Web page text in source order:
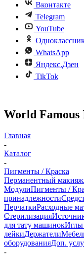
Вконтакте
Telegram
YouTube
WhatsApp
Яндекс.Дзен
TikTok
World Famous
Главная
-
Каталог
-
Пигменты / Краска
Перманентный
МодулиПигменты /
принадлежности
ПерчаткиРасходные
Стерилизация
для тату машинокИглы
лейкиДержатели
оборудованияДоп.
-